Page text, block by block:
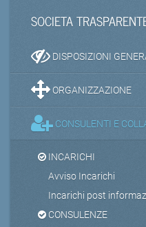
SOCIETA
DISPOSIZIONI
ORGANIZZAZIONE
CONSULENTI E
INCARICHI
Avviso Incarichi
Incarichi post
CONSULENZE